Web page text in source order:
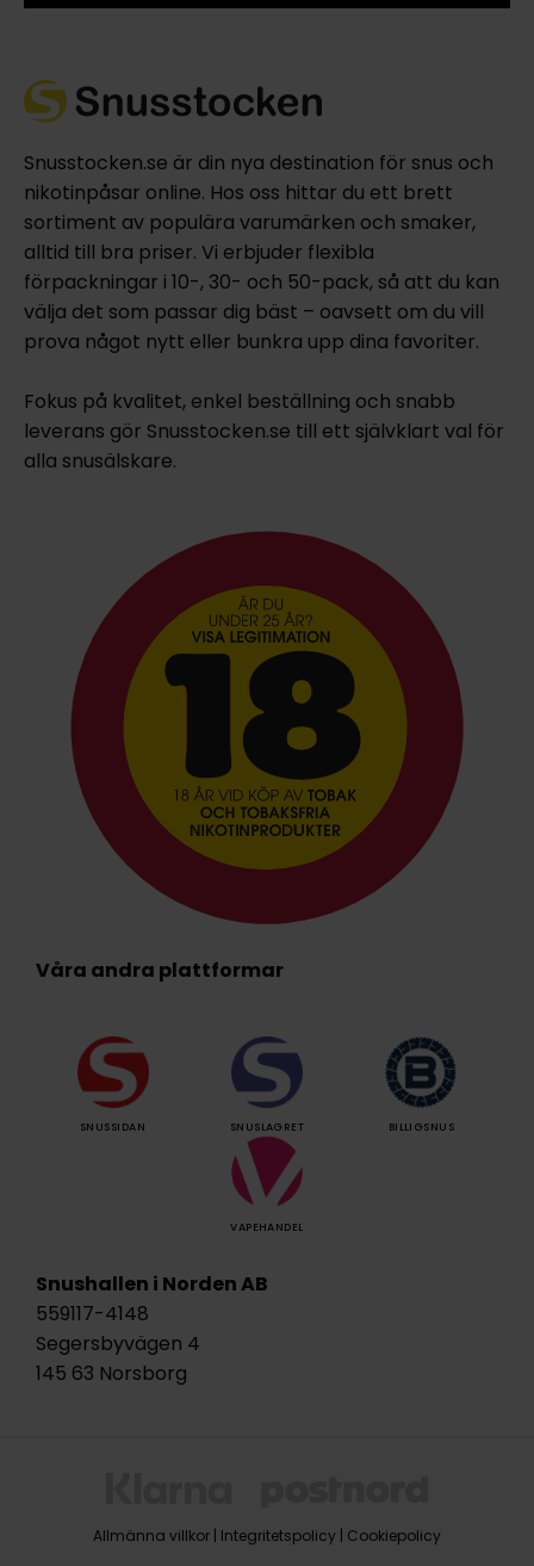
Snusstocken.se är din nya destination för snus och
nikotinpåsar online. Hos oss hittar du ett brett
sortiment av populära varumärken och smaker,
alltid till bra priser. Vi erbjuder flexibla
förpackningar i 10-, 30- och 50-pack, så att du kan
välja det som passar dig bäst – oavsett om du vill
prova något nytt eller bunkra upp dina favoriter.
Fokus på kvalitet, enkel beställning och snabb
leverans gör Snusstocken.se till ett självklart val för
alla snusälskare.
Våra andra plattformar
SNUSSIDAN SNUSLAGRET BILLIGSNUS
VAPEHANDEL
Snushallen i Norden AB
559117-4148
Segersbyvägen 4
145 63 Norsborg
Allmänna villkor | Integritetspolicy | Cookiepolicy